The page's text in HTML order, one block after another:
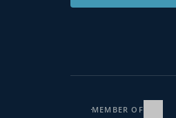
MEMBER OF